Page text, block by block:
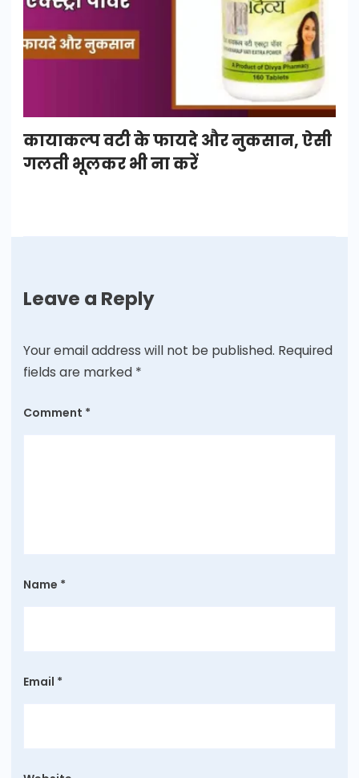
कायाकल्प वटी के फायदे और नुकसान, ऐसी
गलती भूलकर भी ना करें
Leave a Reply
Your email address will not be published. Required
fields are marked *
Comment *
Name *
Email *